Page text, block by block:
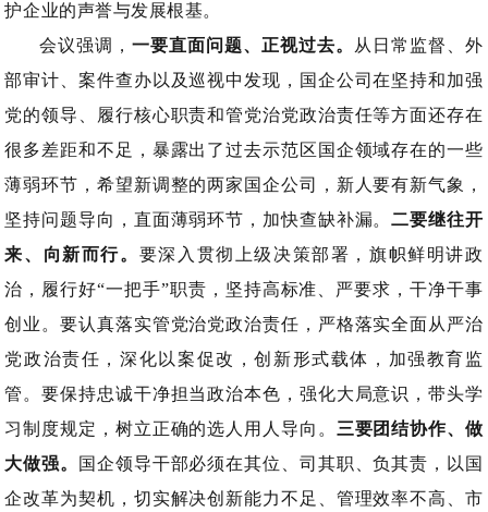
护企业的声誉与发展根基。
会议强调，一要直面问题、正视过去。
从日常监督、外
部审计、案件查办以及巡视中发现，国企公司在坚持和加强
党的领导、履行核心职责和管党治党政治责任等方面还存在
很多差距和不足，暴露出了过去示范区国企领域存在的一些
薄弱环节，希望新调整的两家国企公司，新人要有新气象，
坚持问题导向，直面薄弱环节，加快查缺补漏。二要继往开
来、向新而行。 要深入贯彻上级决策部署，旗帜鲜明讲政
治，履行好“一把手”职责，坚持高标准、严要求，干净干事
创业。要认真落实管党治党政治责任，严格落实全面从严治
党政治责任，深化以案促改，创新形式载体，加强教育监
管。要保持忠诚干净担当政治本色，强化大局意识，带头学
习制度规定，树立正确的选人用人导向。 三要团结协作、做
大做强。
国企领导干部必须在其位、司其职、负其责，以国
企改革为契机，切实解决创新能力不足、管理效率不高、市